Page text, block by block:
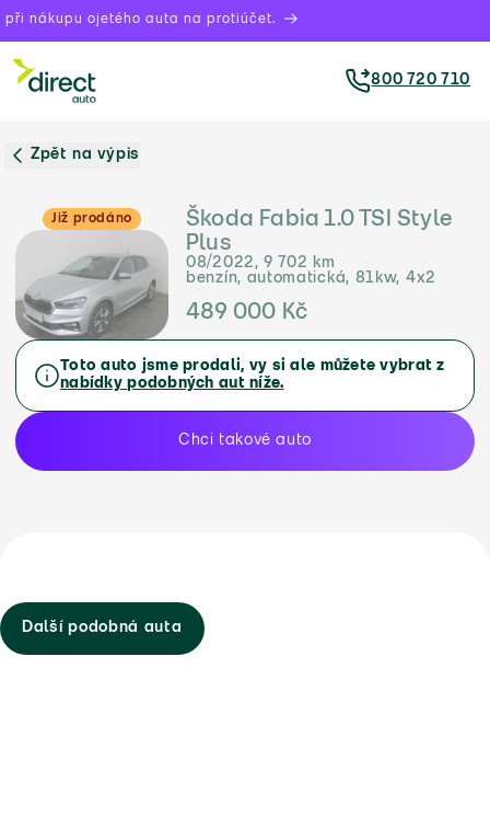
nákupu ojetého auta na protiúčet.
800 720 710
Zpět na výpis
Již prodáno
Škoda Fabia 1.0 TSI Style
Plus
08/2022, 9 702 km
benzín, automatická, 81kw, 4x2
489 000 Kč
Toto auto jsme prodali, vy si ale můžete vybrat z
nabídky podobných aut níže.
Chci takové auto
Další podobná auta